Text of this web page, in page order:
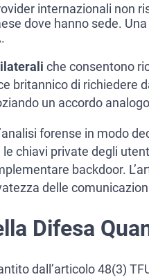
internazionali non
dove hanno sede.
che consentono
britannico di richiedere
un accordo
forense in modo
chiavi private degli
backdoor.
delle
Difesa
dall’articolo 48(3)